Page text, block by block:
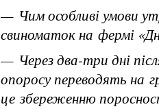
— Чим особливі умови
свиноматок на фермі
— Через два-три дні
опоросу переводять на
це збереженню